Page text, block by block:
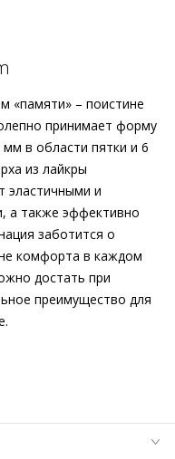
на
«сакетто»,
ручной работы
к каждому
воздушная
балетки станут
– как в
брюками, так и в
длины.
«памяти» – поистине
принимает форму
в области пятки и 6
из лайкры
эластичными и
а также эффективно
заботится о
комфорта в каждом
достать при
преимущество для